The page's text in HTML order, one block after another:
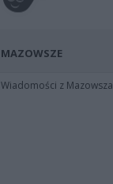
MAZOWSZE
Wiadomości z Mazowsza